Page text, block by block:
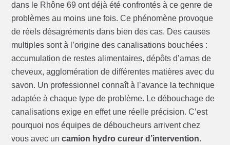
dans le Rhône 69 ont déjà été confrontés à ce genre de
problèmes au moins une fois. Ce phénomène provoque
de réels désagréments dans bien des cas. Des causes
multiples sont à l’origine des canalisations bouchées :
accumulation de restes alimentaires, dépôts d’amas de
cheveux, agglomération de différentes matières avec du
savon. Un professionnel connaît à l’avance la technique
adaptée à chaque type de problème. Le débouchage de
canalisations exige en effet une réelle précision. C’est
pourquoi nos équipes de déboucheurs arrivent chez
vous avec uncamion hydro cureur d’intervention.